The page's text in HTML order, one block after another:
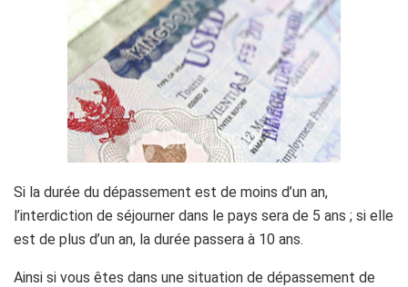
Si la durée du dépassement est de moins d’un an,
l’interdiction de séjourner dans le pays sera de 5 ans ; si elle
est de plus d’un an, la durée passera à 10 ans.
Ainsi si vous êtes dans une situation de dépassement de